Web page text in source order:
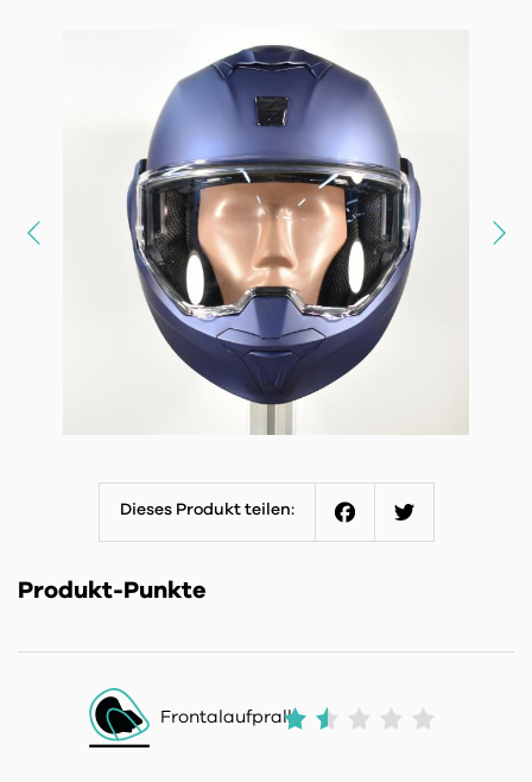
Dieses Produkt teilen:
Produkt-Punkte
Frontalaufprall: